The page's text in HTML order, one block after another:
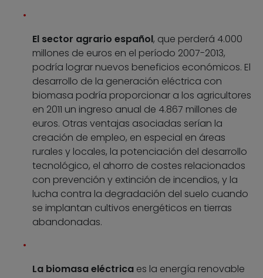
El sector agrario español, que perderá 4.000
millones de euros en el período 2007-2013,
podría lograr nuevos beneficios económicos. El
desarrollo de la generación eléctrica con
biomasa podría proporcionar a los agricultores
en 2011 un ingreso anual de 4.867 millones de
euros. Otras ventajas asociadas serían la
creación de empleo, en especial en áreas
rurales y locales, la potenciación del desarrollo
tecnológico, el ahorro de costes relacionados
con prevención y extinción de incendios, y la
lucha contra la degradación del suelo cuando
se implantan cultivos energéticos en tierras
abandonadas.
La biomasa eléctrica es la energía renovable